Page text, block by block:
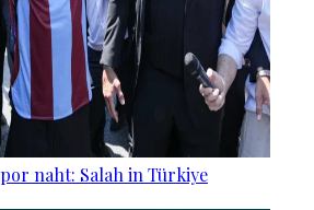
naht: Salah in Türkiye